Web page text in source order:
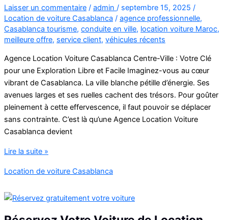
Laisser un commentaire / admin / septembre 15, 2025 /
Location de voiture Casablanca / agence professionnelle,
Casablanca tourisme, conduite en ville, location voiture Maroc,
meilleure offre, service client, véhicules récents
Agence Location Voiture Casablanca Centre-Ville : Votre Clé
pour une Exploration Libre et Facile Imaginez-vous au cœur
vibrant de Casablanca. La ville blanche pétille d’énergie. Ses
avenues larges et ses ruelles cachent des trésors. Pour goûter
pleinement à cette effervescence, il faut pouvoir se déplacer
sans contrainte. C’est là qu’une Agence Location Voiture
Casablanca devient
Agence
Voiture
Lire la suite »
Location de voiture Casablanca